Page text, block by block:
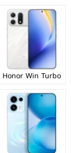
Honor Win Turbo